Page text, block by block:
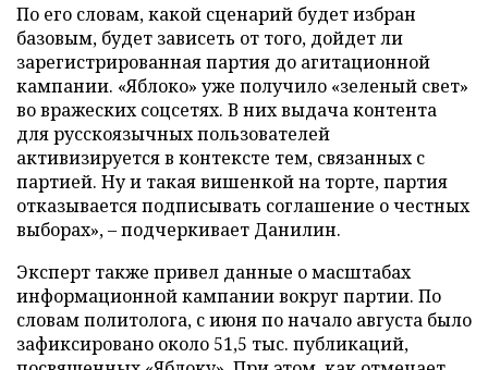
По его словам, какой сценарий будет избран
базовым, будет зависеть от того, дойдет ли
зарегистрированная партия до агитационной
кампании. «Яблоко» уже получило «зеленый свет»
во вражеских соцсетях. В них выдача контента
для русскоязычных пользователей
активизируется в контексте тем, связанных с
партией. Ну и такая вишенкой на торте, партия
отказывается подписывать соглашение о честных
выборах», – подчеркивает Данилин.
Эксперт также привел данные о масштабах
информационной кампании вокруг партии. По
словам политолога, с июня по начало августа было
зафиксировано около 51,5 тыс. публикаций,